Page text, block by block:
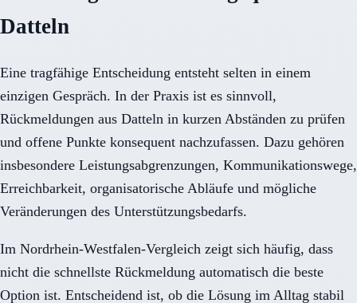
Datteln
Eine tragfähige Entscheidung entsteht selten in einem
einzigen Gespräch. In der Praxis ist es sinnvoll,
Rückmeldungen aus Datteln in kurzen Abständen zu prüfen
und offene Punkte konsequent nachzufassen. Dazu gehören
insbesondere Leistungsabgrenzungen, Kommunikationswege,
Erreichbarkeit, organisatorische Abläufe und mögliche
Veränderungen des Unterstützungsbedarfs.
Im Nordrhein-Westfalen-Vergleich zeigt sich häufig, dass
nicht die schnellste Rückmeldung automatisch die beste
Option ist. Entscheidend ist, ob die Lösung im Alltag stabil